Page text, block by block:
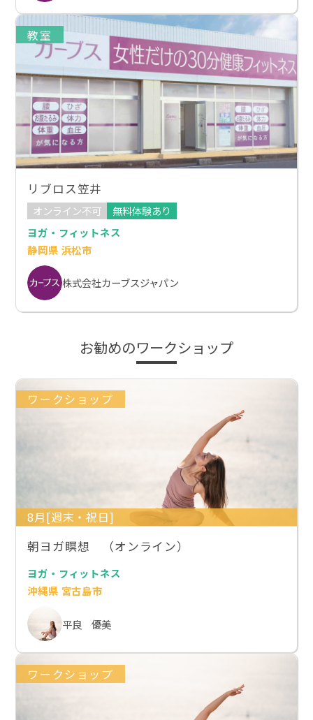
教室
リブロス笠井
オンライン不可
無料体験あり
ヨガ・フィットネス
静岡県 浜松市
株式会社カーブスジャパン
お勧めのワークショップ
ワークショップ
8月[週末・祝日]
朝ヨガ瞑想 （オンライン）
ヨガ・フィットネス
沖縄県 宮古島市
平良 優美
ワークショップ